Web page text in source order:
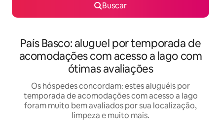
Buscar
País Basco: aluguel por temporada de
acomodações com acesso a lago com
ótimas avaliações
Os hóspedes concordam: estes aluguéis por
temporada de acomodações com acesso a lago
foram muito bem avaliados por sua localização,
limpeza e muito mais.